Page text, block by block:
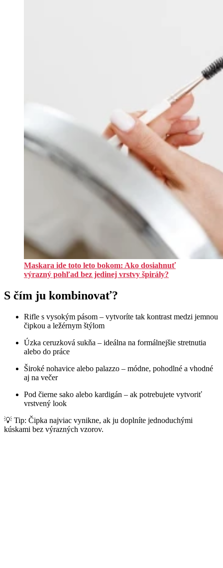
Maskara ide toto leto bokom: Ako dosiahnuť
výrazný pohľad bez jedinej vrstvy špirály?
S čím ju kombinovať?
Rifle s vysokým pásom – vytvoríte tak kontrast medzi jemnou
čipkou a ležérnym štýlom
Úzka ceruzková sukňa – ideálna na formálnejšie stretnutia
alebo do práce
Široké nohavice alebo palazzo – módne, pohodlné a vhodné
aj na večer
Pod čierne sako alebo kardigán – ak potrebujete vytvoriť
vrstvený look
💡 Tip: Čipka najviac vynikne, ak ju doplníte jednoduchými
kúskami bez výrazných vzorov.